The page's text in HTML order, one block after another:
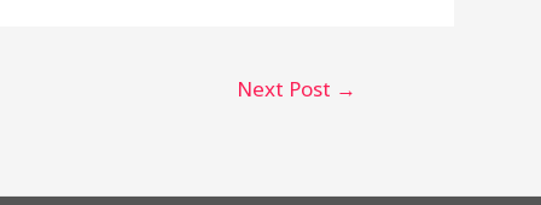
Next Post →